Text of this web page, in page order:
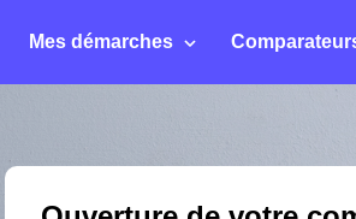
Mes démarches